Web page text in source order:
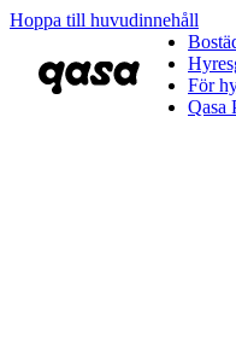
Hoppa till huvudinnehåll
För
Qasa